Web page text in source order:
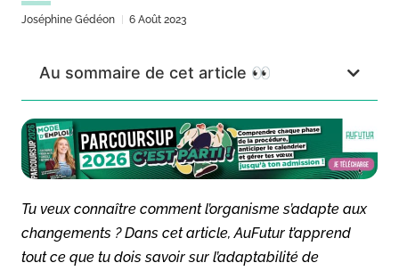
Joséphine Gédéon 6 Août 2023
Au sommaire de cet article 👀
Tu veux connaître comment l’organisme s’adapte aux
changements ? Dans cet article, AuFutur t’apprend
tout ce que tu dois savoir sur l’adaptabilité de